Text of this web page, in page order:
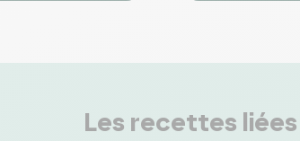
Les recettes